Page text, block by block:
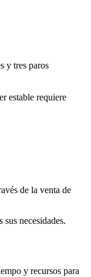
y tres paros
estable requiere
de la venta de
necesidades.
y recursos para